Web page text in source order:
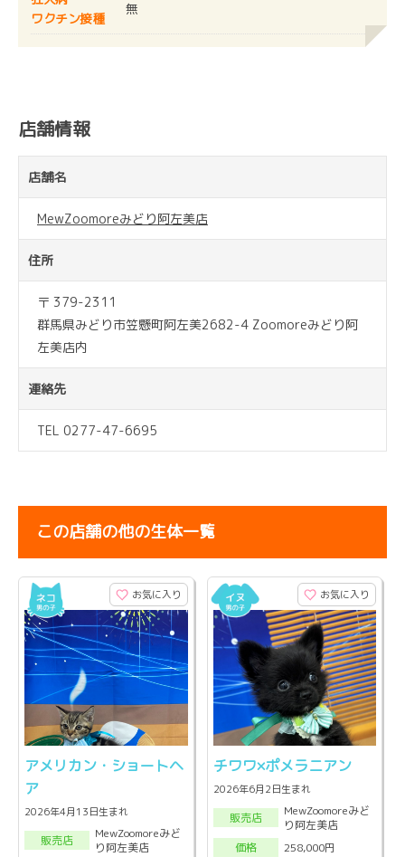
ワクチン接種
無
店舗情報
店舗名
MewZoomoreみどり阿左美店
住所
〒 379-2311
群馬県みどり市笠懸町阿左美2682-4 Zoomoreみどり阿
左美店内
連絡先
TEL 0277-47-6695
この店舗の他の生体一覧
お気に入り
アメリカン・ショートヘ
ア
2026年4月13日生まれ
販売店
MewZoomoreみど
り阿左美店
お気に入り
チワワ×ポメラニアン
2026年6月2日生まれ
販売店
MewZoomoreみど
り阿左美店
価格
258,000円